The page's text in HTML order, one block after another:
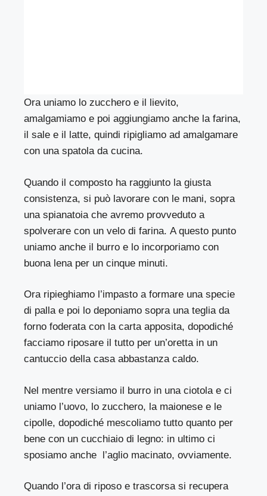
Ora uniamo lo zucchero e il lievito,
amalgamiamo e poi aggiungiamo anche la farina,
il sale e il latte, quindi ripigliamo ad amalgamare
con una spatola da cucina.
Quando il composto ha raggiunto la giusta
consistenza, si può lavorare con le mani, sopra
una spianatoia che avremo provveduto a
spolverare con un velo di farina. A questo punto
uniamo anche il burro e lo incorporiamo con
buona lena per un cinque minuti.
Ora ripieghiamo l’impasto a formare una specie
di palla e poi lo deponiamo sopra una teglia da
forno foderata con la carta apposita, dopodiché
facciamo riposare il tutto per un’oretta in un
cantuccio della casa abbastanza caldo.
Nel mentre versiamo il burro in una ciotola e ci
uniamo l’uovo, lo zucchero, la maionese e le
cipolle, dopodiché mescoliamo tutto quanto per
bene con un cucchiaio di legno: in ultimo ci
sposiamo anche l’aglio macinato, ovviamente.
Quando l’ora di riposo e trascorsa si recupera